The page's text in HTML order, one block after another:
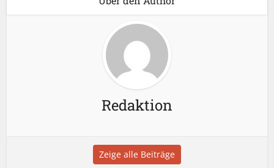
Redaktion
Zeige alle Beiträge